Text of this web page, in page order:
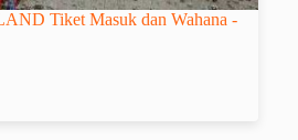
Tiket Masuk dan Wahana -